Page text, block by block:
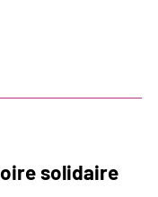
solidaire